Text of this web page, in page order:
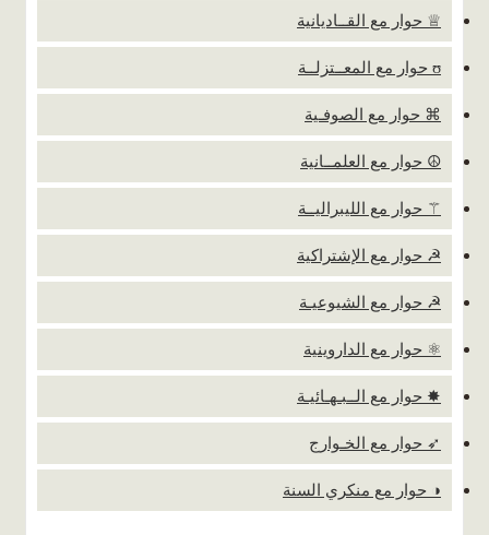
♕ حوار مع القــاديانية
ʊ حوار مع المعــتزلــة
⌘ حوار مع الصوفـية
☮ حوار مع العلمــانية
⚚ حوار مع الليبراليــة
☭ حوار مع الإشتراكية
☭ حوار مع الشيوعيـة
⚛ حوار مع الداروينية
✸ حوار مع الــبـهـائيـة
➶ حوار مع الخـوارج
◑ حوار مع منكري السنة